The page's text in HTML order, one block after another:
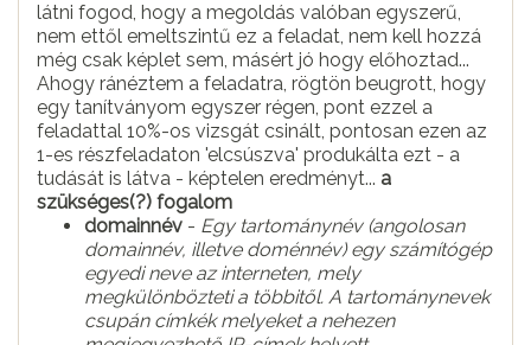
látni fogod, hogy a megoldás valóban egyszerű,
nem ettől emeltszintű ez a feladat, nem kell hozzá
még csak képlet sem, másért jó hogy előhoztad...
Ahogy ránéztem a feladatra, rögtön beugrott, hogy
egy tanítványom egyszer régen, pont ezzel a
feladattal 10%-os vizsgát csinált, pontosan ezen az
1-es részfeladaton 'elcsúszva' produkálta ezt - a
tudását is látva - képtelen eredményt... a
szükséges(?) fogalom
domainnév - Egy tartománynév (angolosan
domainnév, illetve doménnév) egy számítógép
egyedi neve az interneten, mely
megkülönbözteti a többitől. A tartománynevek
csupán címkék melyeket a nehezen